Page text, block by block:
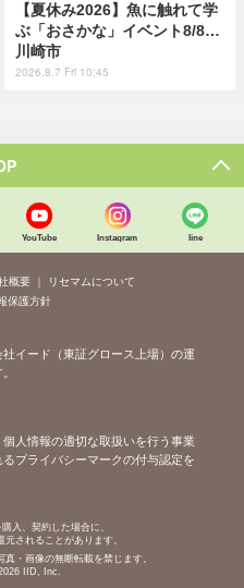
【夏休み2026】魚に触れて学
ぶ「おさかな」イベント8/8…
川崎市
2026.8.7 Fri 10:45
YouTube Instagram line
概要
リセマムについて
保護方針
社イード（東証グロース上場）の運
人情報の適切な取扱いを行う事業
プライバシーマークの付与認定を
入、契約した場合に、
されることがあります。
・画像の無断転載を禁じます。
IID, Inc.